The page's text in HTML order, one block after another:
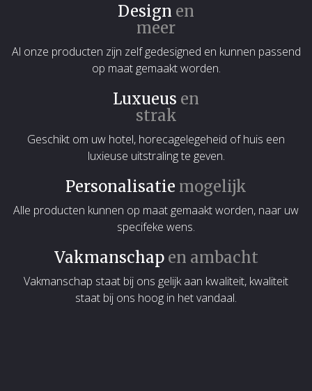
Design en
meer
Al onze producten zijn zelf gedesigned en kunnen passend
op maat gemaakt worden.
Luxueus en
strak
Geschikt om uw hotel, horecagelegeheid of huis een
luxieuse uitstraling te geven.
Personalisatie mogelijk
Alle producten kunnen op maat gemaakt worden, naar uw
specifeke wens.
Vakmanschapen ambacht
Vakmanschap staat bij ons gelijk aan kwaliteit, kwaliteit
staat bij ons hoog in het vandaal.